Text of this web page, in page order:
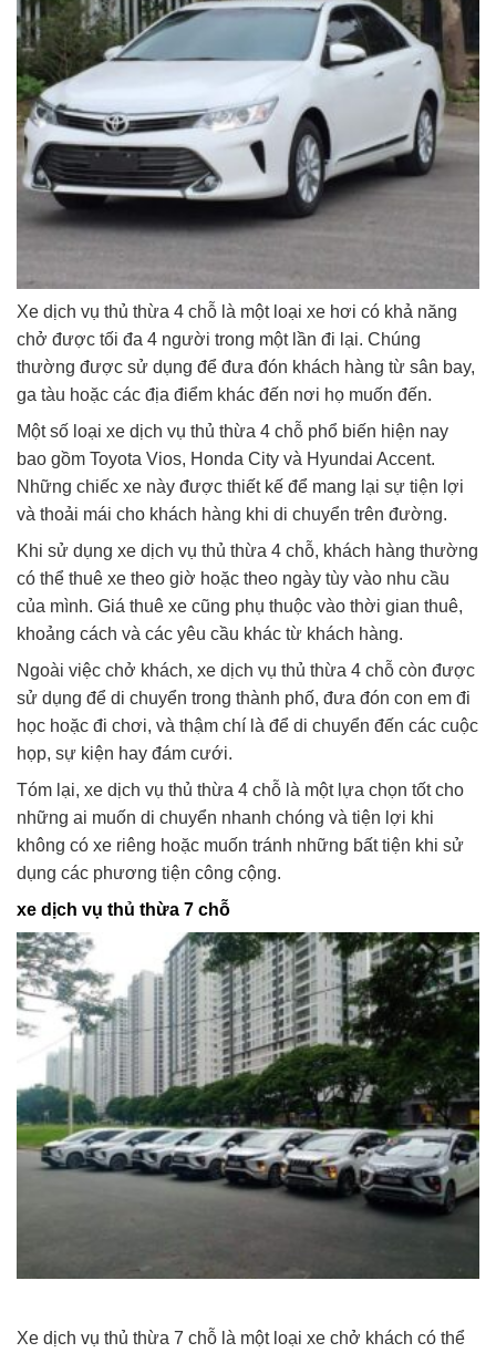
Xe dịch vụ thủ thừa 4 chỗ là một loại xe hơi có khả năng
chở được tối đa 4 người trong một lần đi lại. Chúng
thường được sử dụng để đưa đón khách hàng từ sân bay,
ga tàu hoặc các địa điểm khác đến nơi họ muốn đến.
Một số loại xe dịch vụ thủ thừa 4 chỗ phổ biến hiện nay
bao gồm Toyota Vios, Honda City và Hyundai Accent.
Những chiếc xe này được thiết kế để mang lại sự tiện lợi
và thoải mái cho khách hàng khi di chuyển trên đường.
Khi sử dụng xe dịch vụ thủ thừa 4 chỗ, khách hàng thường
có thể thuê xe theo giờ hoặc theo ngày tùy vào nhu cầu
của mình. Giá thuê xe cũng phụ thuộc vào thời gian thuê,
khoảng cách và các yêu cầu khác từ khách hàng.
Ngoài việc chở khách, xe dịch vụ thủ thừa 4 chỗ còn được
sử dụng để di chuyển trong thành phố, đưa đón con em đi
học hoặc đi chơi, và thậm chí là để di chuyển đến các cuộc
họp, sự kiện hay đám cưới.
Tóm lại, xe dịch vụ thủ thừa 4 chỗ là một lựa chọn tốt cho
những ai muốn di chuyển nhanh chóng và tiện lợi khi
không có xe riêng hoặc muốn tránh những bất tiện khi sử
dụng các phương tiện công cộng.
xe dịch vụ thủ thừa 7 chỗ
Xe dịch vụ thủ thừa 7 chỗ là một loại xe chở khách có thể